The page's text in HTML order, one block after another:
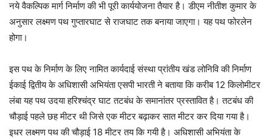
नये वैकल्पिक मार्ग निर्माण की भी पूरी कार्ययोजना तैयार है। डीएम नीतीश कुमार के
अनुसार लक्ष्मण पथ गुप्तारघाट से राजघाट तक बनाया जाएगा। यह पथ फोरलेन
होगा।
इस पथ के निर्माण के लिए नामित कार्यदाई संस्था प्रांतीय खंड लोनिवि की निर्माण
ईकाई द्वितीय के अधिशासी अभियंता एसपी भारती ने बताया कि करीब 12 किलोमीटर
लंबा यह पथ उदया हरिश्चंद्र घाट तटबंध के समानांतर प्रस्तावित है। तटबंध की
चौड़ाई पहले छह मीटर थी जिसे एक मीटर बढ़ाकर सात मीटर कर दिया गया है।
इधर लक्ष्मण पथ की चौड़ाई 18 मीटर तय कि गयी है। अधिशासी अभियंता के